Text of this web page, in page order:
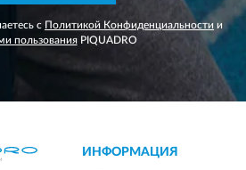
с Политикой Конфиденциальности и
пользованияPIQUADRO
ИНФОРМАЦИЯ